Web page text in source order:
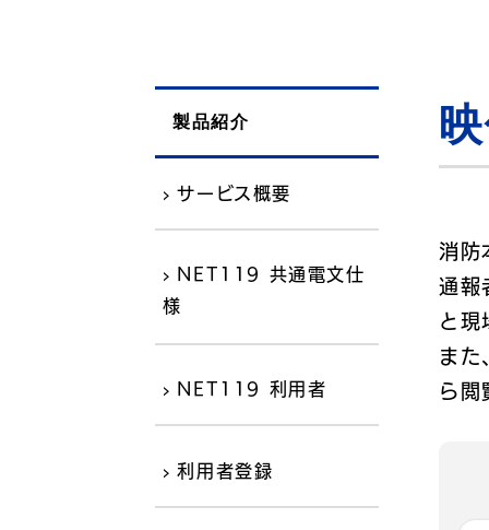
製品紹介
› サービス概要
› NET119 共通電文仕
様
› NET119 利用者
› 利用者登録
消防
通報
と現
また
ら閲